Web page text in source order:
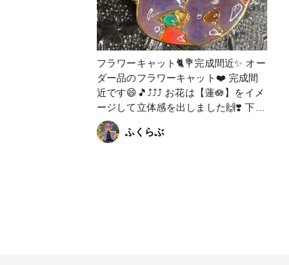
フラワーキャット🐈💐完成間近✨ オー
ダー品のフラワーキャット❤️ 完成間
近です😄🎵⤴️⤴️⤴️ お花は【蓮🪷】をイメ
ージして立体感を出しました🙌❣️ 下に
オーロラ粒を散りばめてワンポイント
に🥰 コーティングをして完成です😽 ふくらぶ